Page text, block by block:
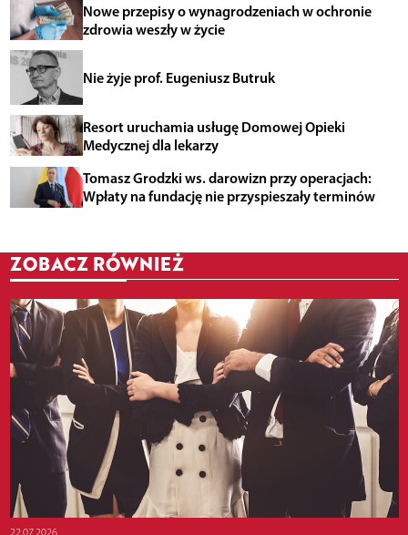
Nowe przepisy o wynagrodzeniach w ochronie
zdrowia weszły w życie
Nie żyje prof. Eugeniusz Butruk
Resort uruchamia usługę Domowej Opieki
Medycznej dla lekarzy
Tomasz Grodzki ws. darowizn przy operacjach:
Wpłaty na fundację nie przyspieszały terminów
ZOBACZ RÓWNIEŻ